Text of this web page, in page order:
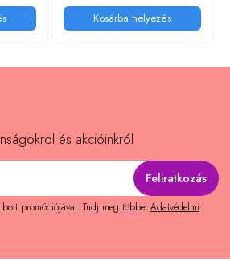
Kosárba helyezés
és akcióinkról
bolt promóciójával. Tudj meg többet Adatvédelmi